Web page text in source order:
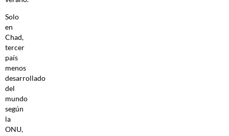
Solo
en
Chad,
tercer
país
menos
desarrollado
del
mundo
según
la
ONU,